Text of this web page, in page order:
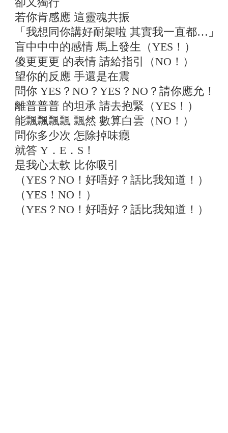
若你肯感應 這靈魂共振
「我想同你講好耐架啦 其實我一直都…」
盲中中中的感情 馬上發生（YES！）
傻更更更 的表情 請給指引（NO！）
望你的反應 手還是在震
問你 YES？NO？YES？NO？請你應允！
離普普普 的坦承 請去抱緊（YES！）
能飄飄飄飄 飄然 數算白雲（NO！）
問你多少次 怎除掉味癮
就答 Y．E．S！
是我心太軟 比你吸引
（YES？NO！好唔好？話比我知道！）
（YES！NO！）
（YES？NO！好唔好？話比我知道！）